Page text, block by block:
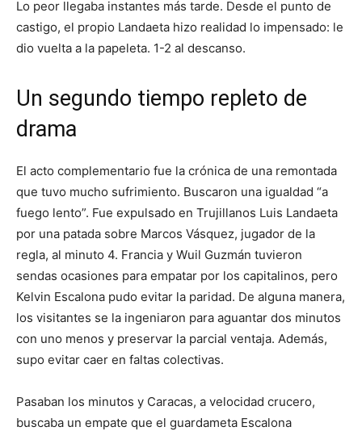
Lo peor llegaba instantes más tarde. Desde el punto de
castigo, el propio Landaeta hizo realidad lo impensado: le
dio vuelta a la papeleta. 1-2 al descanso.
Un segundo tiempo repleto de
drama
El acto complementario fue la crónica de una remontada
que tuvo mucho sufrimiento. Buscaron una igualdad “a
fuego lento”. Fue expulsado en Trujillanos Luis Landaeta
por una patada sobre Marcos Vásquez, jugador de la
regla, al minuto 4. Francia y Wuil Guzmán tuvieron
sendas ocasiones para empatar por los capitalinos, pero
Kelvin Escalona pudo evitar la paridad. De alguna manera,
los visitantes se la ingeniaron para aguantar dos minutos
con uno menos y preservar la parcial ventaja. Además,
supo evitar caer en faltas colectivas.
Pasaban los minutos y Caracas, a velocidad crucero,
buscaba un empate que el guardameta Escalona